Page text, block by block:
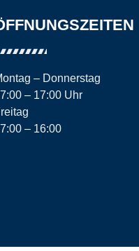
– Donnerstag
– 17:00 Uhr
– 16:00